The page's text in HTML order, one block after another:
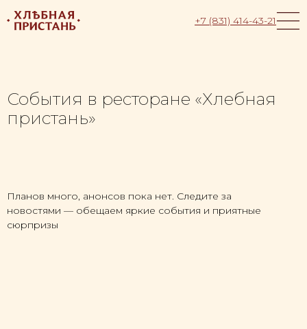
+7 (831) 414-43-21
События в ресторане «Хлебная
пристань»
Планов много, анонсов пока нет. Следите за
новостями — обещаем яркие события и приятные
сюрпризы